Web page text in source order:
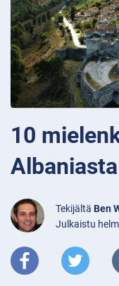
10
Albaniasta
Tekijältä Ben
Julkaistu